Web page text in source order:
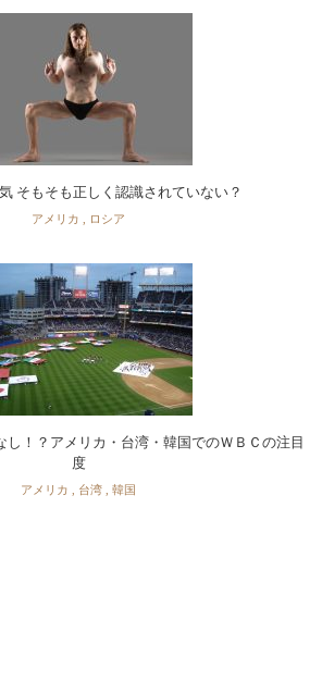
そもそも正しく認識されていない？
アメリカ ロシア
し！？アメリカ・台湾・韓国でのＷＢＣの注目
度
アメリカ 台湾 韓国